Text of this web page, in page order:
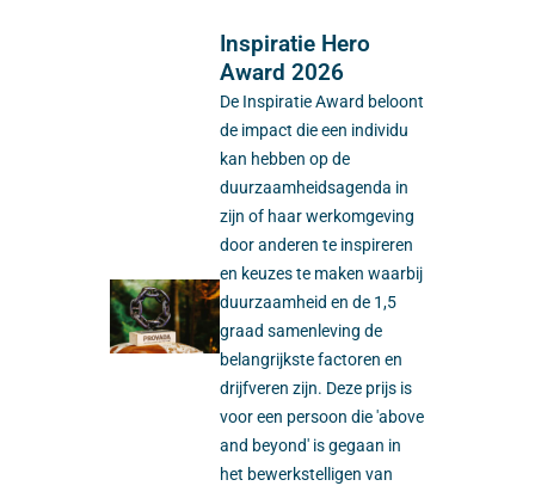
Inspiratie Hero
Award 2026
De Inspiratie Award beloont
de impact die een individu
kan hebben op de
duurzaamheidsagenda in
zijn of haar werkomgeving
door anderen te inspireren
en keuzes te maken waarbij
duurzaamheid en de 1,5
graad samenleving de
belangrijkste factoren en
drijfveren zijn. Deze prijs is
voor een persoon die 'above
and beyond' is gegaan in
het bewerkstelligen van